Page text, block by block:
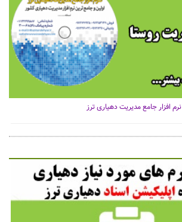
نرم افزار جامع مدیریت دهیاری ترز